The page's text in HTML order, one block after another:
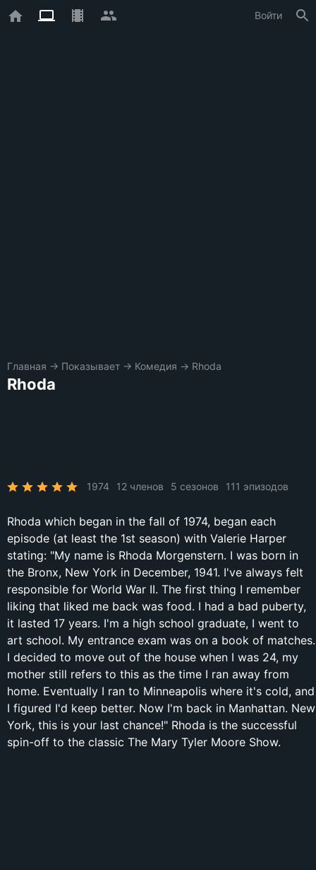
Войти
Главная → Показывает → Комедия → Rhoda
Rhoda
1974 12 членов 5 сезонов 111 эпизодов
Rhoda which began in the fall of 1974, began each
episode (at least the 1st season) with Valerie Harper
stating: "My name is Rhoda Morgenstern. I was born in
the Bronx, New York in December, 1941. I've always felt
responsible for World War II. The first thing I remember
liking that liked me back was food. I had a bad puberty,
it lasted 17 years. I'm a high school graduate, I went to
art school. My entrance exam was on a book of matches.
I decided to move out of the house when I was 24, my
mother still refers to this as the time I ran away from
home. Eventually I ran to Minneapolis where it's cold, and
I figured I'd keep better. Now I'm back in Manhattan. New
York, this is your last chance!" Rhoda is the successful
spin-off to the classic The Mary Tyler Moore Show.